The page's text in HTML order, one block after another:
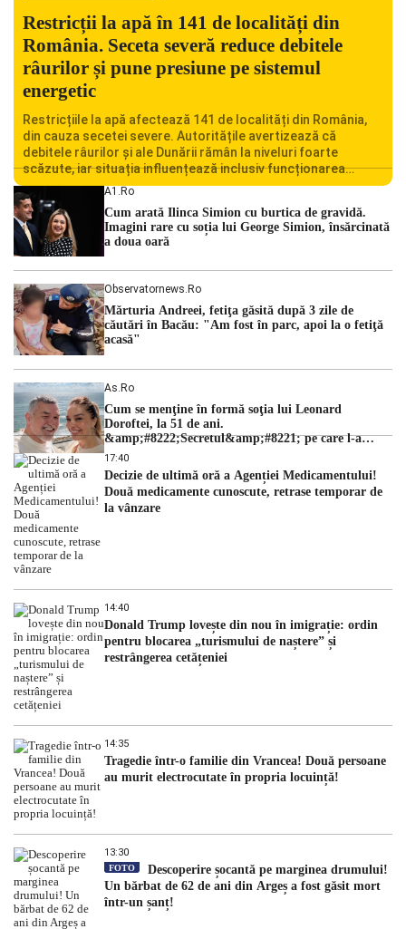
Restricții la apă în 141 de localități din
România. Seceta severă reduce debitele
râurilor și pune presiune pe sistemul
energetic
Restricțiile la apă afectează 141 de localități din România,
din cauza secetei severe. Autoritățile avertizează că
debitele râurilor și ale Dunării rămân la niveluri foarte
scăzute, iar situația influențează inclusiv funcționarea
Centralei Nucleare de la Cernavodă. România se confruntă
cu una dintre cele mai dificile perioade din punct de vedere
hidrologic din ultimii ani. Lipsa […]
A1.ro
Cum arată Ilinca Simion cu burtica de gravidă.
Imagini rare cu soția lui George Simion, însărcinată
a doua oară
Observatornews.ro
Mărturia Andreei, fetiţa găsită după 3 zile de
căutări în Bacău: "Am fost în parc, apoi la o fetiţă
acasă"
As.ro
Cum se menţine în formă soţia lui Leonard
Doroftei, la 51 de ani.
&amp;#8222;Secretul&amp;#8221; pe care l-a
dezvăluit
17:40
Decizie de ultimă oră a Agenției Medicamentului!
Două medicamente cunoscute, retrase temporar de
la vânzare
14:40
Donald Trump lovește din nou în imigrație: ordin
pentru blocarea „turismului de naștere” și
restrângerea cetățeniei
14:35
Tragedie într-o familie din Vrancea! Două persoane
au murit electrocutate în propria locuință!
13:30
FOTO
Descoperire șocantă pe marginea drumului!
Un bărbat de 62 de ani din Argeș a fost găsit mort
într-un șanț!